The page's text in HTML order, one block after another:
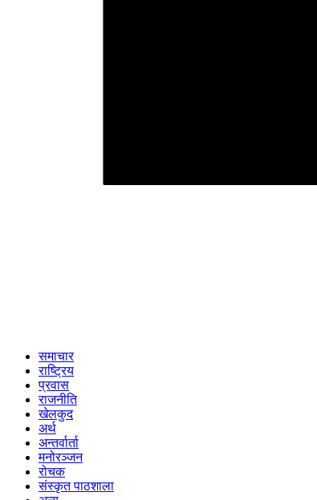
समाचार
राष्ट्रिय
प्रवास
राजनीति
खेलकुद
अर्थ
अन्तर्वार्ता
मनोरञ्जन
रोचक
संस्कृत पाठशाला